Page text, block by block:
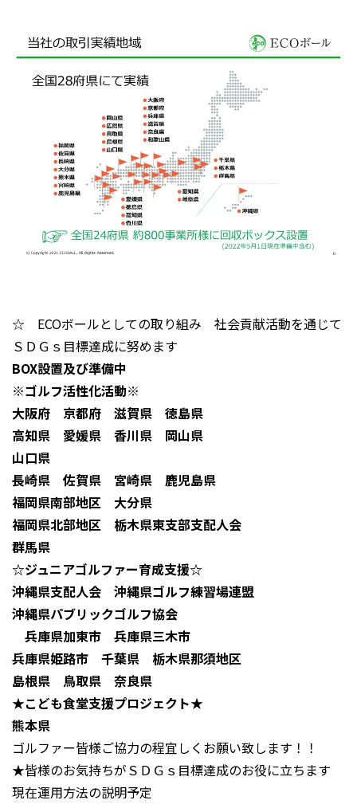
☆ ECOボールとしての取り組み 社会貢献活動を通じて
ＳＤＧｓ目標達成に努めます
BOX設置及び準備中
※ゴルフ活性化活動※
大阪府 京都府 滋賀県 徳島県
高知県 愛媛県 香川県 岡山県
山口県
長崎県 佐賀県 宮崎県 鹿児島県
福岡県南部地区 大分県
福岡県北部地区 栃木県東支部支配人会
群馬県
☆ジュニアゴルファー育成支援☆
沖縄県支配人会 沖縄県ゴルフ練習場連盟
沖縄県パブリックゴルフ協会
兵庫県加東市 兵庫県三木市
兵庫県姫路市 千葉県 栃木県那須地区
島根県 鳥取県 奈良県
★こども食堂支援プロジェクト★
熊本県
ゴルファー皆様ご協力の程宜しくお願い致します！！
★皆様のお気持ちがＳＤＧｓ目標達成のお役に立ちます
現在運用方法の説明予定